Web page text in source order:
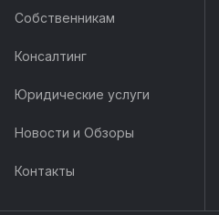
Собственникам
Консалтинг
Юридические услуги
Новости и Обзоры
Контакты